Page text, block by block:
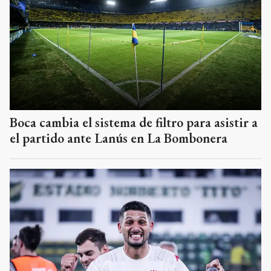
Boca cambia el sistema de filtro para asistir a
el partido ante Lanús en La Bombonera